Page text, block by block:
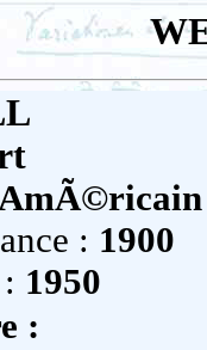
: 1900
1950
: